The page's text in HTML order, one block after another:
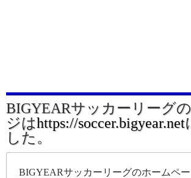
BIGYEARサッカーリーグ
ジはhttps://soccer.bigyear.net
した。
BIGYEARサッカーリーグのホームペー